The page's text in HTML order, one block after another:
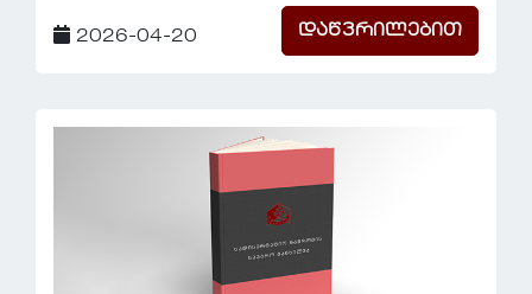
2026-04-20 დაწვრილებით